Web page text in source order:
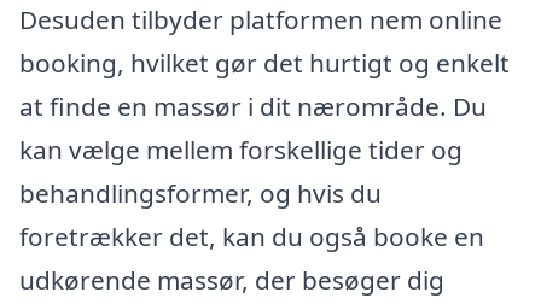
Desuden tilbyder platformen nem online
booking, hvilket gør det hurtigt og enkelt
at finde en massør i dit nærområde. Du
kan vælge mellem forskellige tider og
behandlingsformer, og hvis du
foretrækker det, kan du også booke en
udkørende massør, der besøger dig